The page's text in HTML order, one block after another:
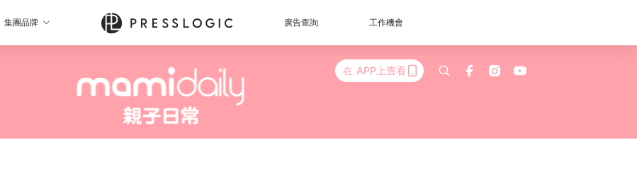
集團品牌 廣告查詢 工作機會
在 APP上查看